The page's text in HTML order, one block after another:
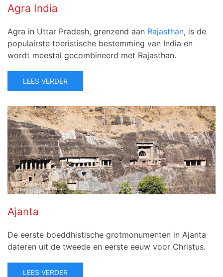
Agra India
Agra in Uttar Pradesh, grenzend aan Rajasthan, is de
populairste toeristische bestemming van India en
wordt meestal gecombineerd met Rajasthan.
LEES VERDER
Ajanta
De eerste boeddhistische grotmonumenten in Ajanta
dateren uit de tweede en eerste eeuw voor Christus.
LEES VERDER